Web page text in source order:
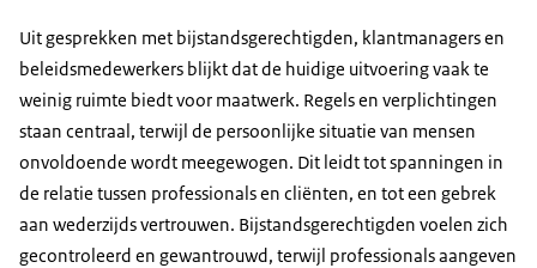
Uit gesprekken met bijstandsgerechtigden, klantmanagers en
beleidsmedewerkers blijkt dat de huidige uitvoering vaak te
weinig ruimte biedt voor maatwerk. Regels en verplichtingen
staan centraal, terwijl de persoonlijke situatie van mensen
onvoldoende wordt meegewogen. Dit leidt tot spanningen in
de relatie tussen professionals en cliënten, en tot een gebrek
aan wederzijds vertrouwen. Bijstandsgerechtigden voelen zich
gecontroleerd en gewantrouwd, terwijl professionals aangeven